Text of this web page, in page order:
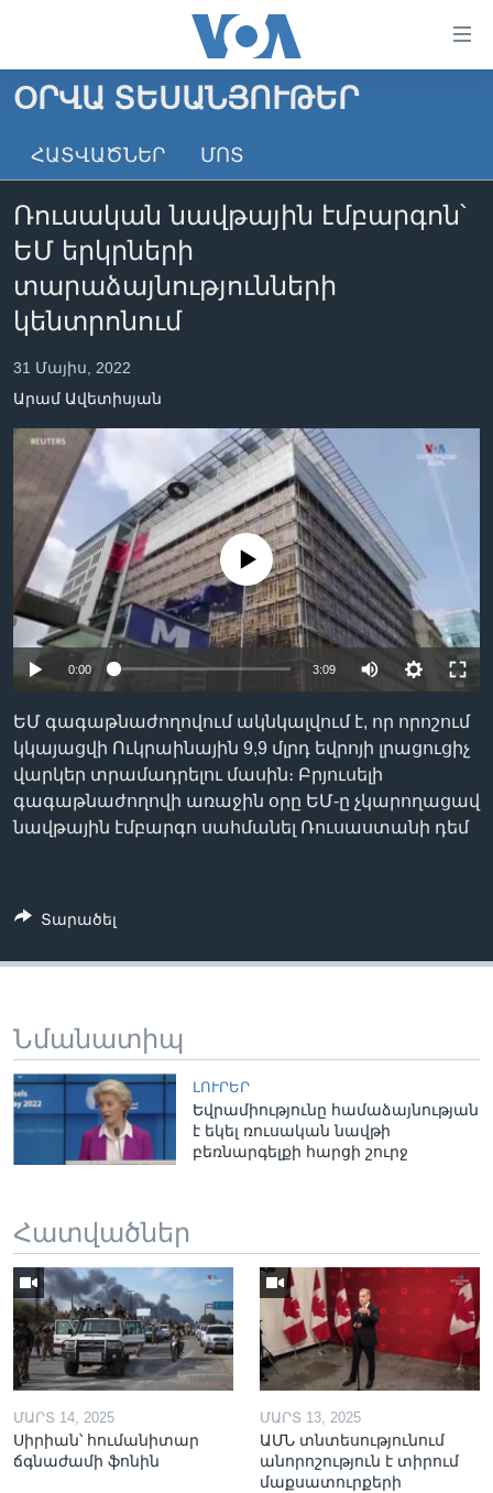
անցնել
հիմնական
անցնել
բովանդակությանը
հիմնական
բովանդակություն
ԳԼԽԱՎՈՐ ԷՋ
ԼՈՒՐԵՐ
ՏԵՍԱՆՅՈՒԹԵՐ
ՖԻԼՄԵՐ
ՄԵՐ ՄԱՍԻՆ
«ԱՄԵՐԻԿԱՅԻ ՁԱՅՆ»-Ի ԿԱՆՈՆԱԴՐՈՒԹՅՈՒՆ
ԿԱՊ ՄԵԶ ՀԵՏ
Learning English
ՀԵՏԵՒԵՔ ՄԵԶ
Լեզուներ
ՕՐՎԱ ՏԵՍԱՆՅՈՒԹԵՐ
ՀԱՏՎԱԾՆԵՐ ՄՈՏ
Ռուսական նավթային էմբարգոն՝
ԵՄ երկրների
տարաձայնությունների
կենտրոնում
31 Մայիս, 2022
Արամ Ավետիսյան
No media source currently available
0:00 3:09
ԵՄ գագաթնաժողովում ակնկալվում է, որ որոշում
կկայացվի Ուկրաինային 9,9 մլրդ եվրոյի լրացուցիչ
վարկեր տրամադրելու մասին։ Բրյուսելի
գագաթնաժողովի առաջին օրը ԵՄ-ը չկարողացավ
նավթային էմբարգո սահմանել Ռուսաստանի դեմ
Տարածել
Նմանատիպ
ԼՈՒՐԵՐ
Եվրամիությունը համաձայնության
է եկել ռուսական նավթի
բեռնարգելքի հարցի շուրջ
Հատվածներ
ՄԱՐՏ 14, 2025
Սիրիան՝ հումանիտար
ճգնաժամի ֆոնին
ՄԱՐՏ 13, 2025
ԱՄՆ տնտեսությունում
անորոշություն է տիրում
մաքսատուրքերի